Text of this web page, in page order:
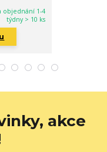
objednání 1-4
týdny > 10 ks
akce